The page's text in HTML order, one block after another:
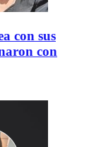
con sus
con